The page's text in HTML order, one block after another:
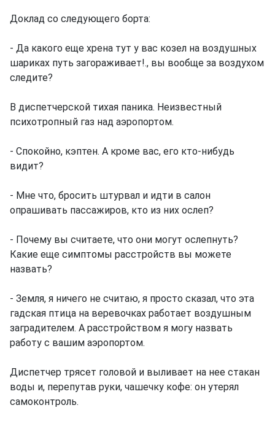
Доклад со следующего борта:
- Да какого еще хрена тут у вас козел на воздушных
шариках путь загораживает!., вы вообще за воздухом
следите?
В диспетчерской тихая паника. Неизвестный
психотропный газ над аэропортом.
- Спокойно, кэптен. А кроме вас, его кто-нибудь
видит?
- Мне что, бросить штурвал и идти в салон
опрашивать пассажиров, кто из них ослеп?
- Почему вы считаете, что они могут ослепнуть?
Какие еще симптомы расстройств вы можете
назвать?
- Земля, я ничего не считаю, я просто сказал, что эта
гадская птица на веревочках работает воздушным
заградителем. А расстройством я могу назвать
работу с вашим аэропортом.
Диспетчер трясет головой и выливает на нее стакан
воды и, перепутав руки, чашечку кофе: он утерял
самоконтроль.